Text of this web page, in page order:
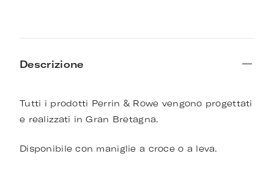
Descrizione
Tutti i prodotti Perrin & Rowe vengono progettati
e realizzati in Gran Bretagna.
Disponibile con maniglie a croce o a leva.